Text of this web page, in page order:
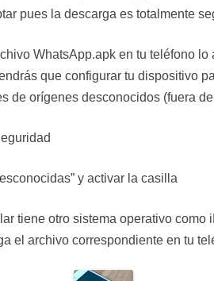
pues la descarga es totalmente
WhatsApp.apk en tu teléfono lo
que configurar tu dispositivo
de orígenes desconocidos (fuera
y activar la casilla
tiene otro sistema operativo como
el archivo correspondiente en tu